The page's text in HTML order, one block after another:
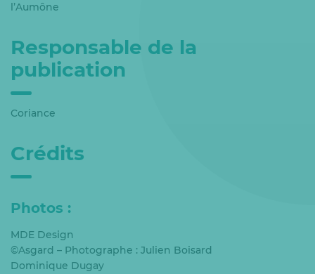
l’Aumône
Responsable de la
publication
Coriance
Crédits
Photos :
MDE Design
©Asgard – Photographe : Julien Boisard
Dominique Dugay